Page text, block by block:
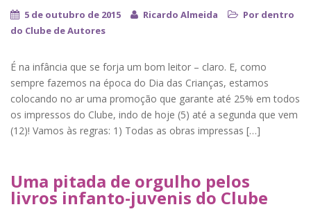
5 de outubro de 2015 Ricardo Almeida
Por dentro
do Clube de Autores
É na infância que se forja um bom leitor – claro. E, como
sempre fazemos na época do Dia das Crianças, estamos
colocando no ar uma promoção que garante até 25% em todos
os impressos do Clube, indo de hoje (5) até a segunda que vem
(12)! Vamos às regras: 1) Todas as obras impressas […]
Uma pitada de orgulho pelos
livros infanto-juvenis do Clube